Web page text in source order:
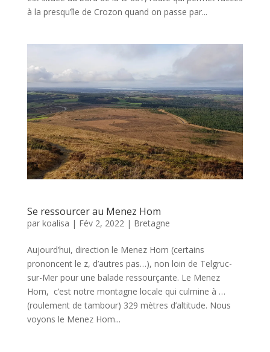
à la presqu’île de Crozon quand on passe par...
Se ressourcer au Menez Hom
par koalisa | Fév 2, 2022| Bretagne
Aujourd’hui, direction le Menez Hom (certains
prononcent le z, d’autres pas…), non loin de Telgruc-
sur-Mer pour une balade ressourçante. Le Menez
Hom, c’est notre montagne locale qui culmine à …
(roulement de tambour) 329 mètres d’altitude. Nous
voyons le Menez Hom...